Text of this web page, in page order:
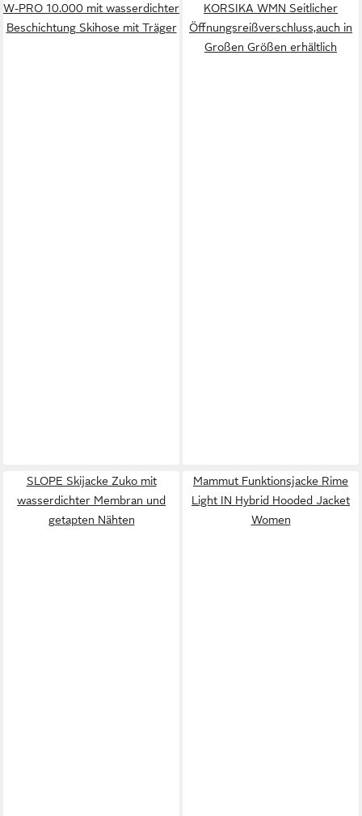
W-PRO 10.000 mit wasserdichter
Beschichtung Skihose mit Träger
KORSIKA WMN Seitlicher
Öffnungsreißverschluss,auch in
Großen Größen erhältlich
SLOPE Skijacke Zuko mit
wasserdichter Membran und
getapten Nähten
Mammut Funktionsjacke Rime
Light IN Hybrid Hooded Jacket
Women